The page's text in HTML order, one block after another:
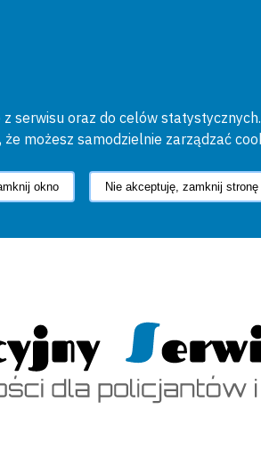
serwisu oraz do celów
możesz samodzielnie zarządzać
okno Nie akceptuję, zamknij stronę